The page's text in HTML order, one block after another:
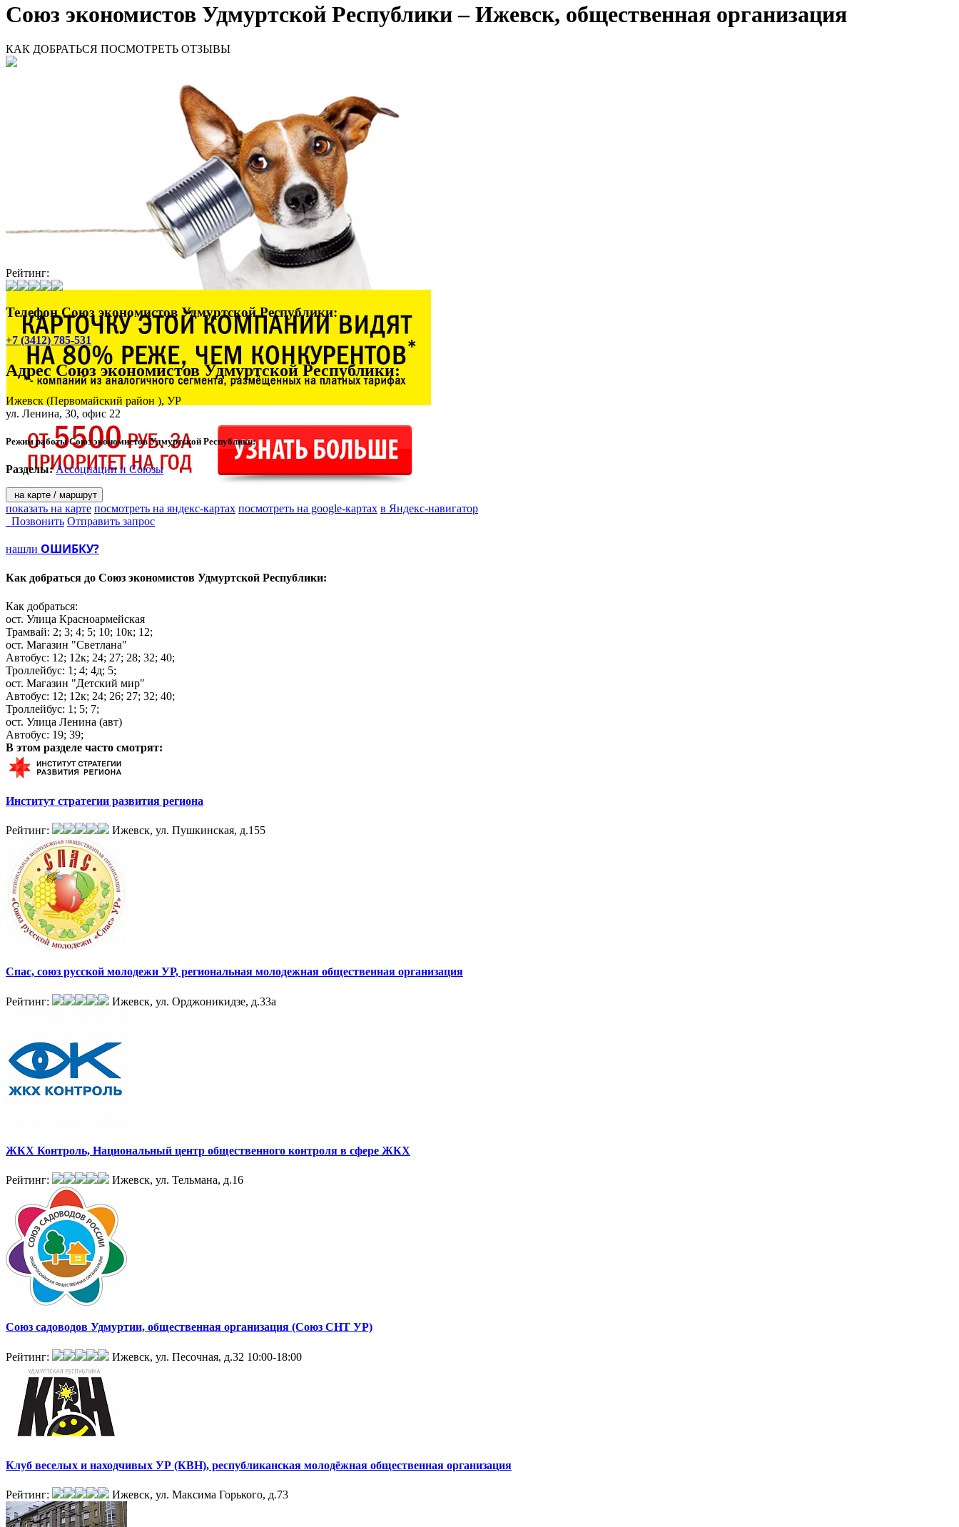
Союз экономистов Удмуртской Республики – Ижевск, общественная организация
КАК ДОБРАТЬСЯ ПОСМОТРЕТЬ ОТЗЫВЫ
Рейтинг:
Телефон Союз экономистов Удмуртской Республики:
+7 (3412) 785-531
АдресСоюз экономистов Удмуртской Республики:
Ижевск (Первомайский район ), УР
ул. Ленина, 30, офис 22
Режим работы Союз экономистов Удмуртской Республики:
Разделы: Ассоциации и Союзы
на карте / маршрут
показать на карте посмотреть на яндекс-картах посмотреть на google-картах в Яндекс-навигатор
Позвонить Отправить запрос
нашли ОШИБКУ?
Как добраться до Союз экономистов Удмуртской Республики:
Как добраться:
ост. Улица Красноармейская
Трамвай: 2; 3; 4; 5; 10; 10к; 12;
ост. Магазин "Светлана"
Автобус: 12; 12к; 24; 27; 28; 32; 40;
Троллейбус: 1; 4; 4д; 5;
ост. Магазин "Детский мир"
Автобус: 12; 12к; 24; 26; 27; 32; 40;
Троллейбус: 1; 5; 7;
ост. Улица Ленина (авт)
Автобус: 19; 39;
В этом разделе часто смотрят:
Институт стратегии развития региона
Рейтинг: Ижевск, ул. Пушкинская, д.155
Спас, союз русской молодежи УР, региональная молодежная общественная организация
Рейтинг: Ижевск, ул. Орджоникидзе, д.33а
ЖКХ Контроль, Национальный центр общественного контроля в сфере ЖКХ
Рейтинг: Ижевск, ул. Тельмана, д.16
Союз садоводов Удмуртии, общественная организация (Союз СНТ УР)
Рейтинг: Ижевск, ул. Песочная, д.32 10:00-18:00
Клуб веселых и находчивых УР (КВН), республиканская молодёжная общественная организация
Рейтинг: Ижевск, ул. Максима Горького, д.73